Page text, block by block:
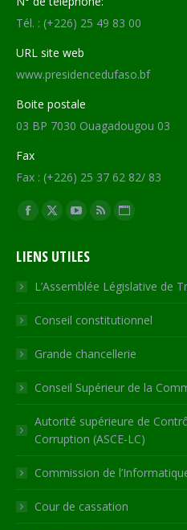
Tél. : (+226) 25 49 83 00
URL site web
www.presidencedufaso.bf
Boite postale
03 BP 7030 Ouagadougou 03
Fax
Fax : (+226) 25 37 62 82/ 83
Trouvez nous sur :
Facebook
opens
in
new
window
X
opens
in
new
window
YouTube
opens
in
new
window
RSS
in
new
window
Site
opens
in
new
LIENS UTILES
L’Assemblée Législative de
Conseil constitutionnel
Grande chancellerie
Conseil Supérieur de la
Autorité supérieure de
Corruption (ASCE-LC)
Commission de
Cour de cassation